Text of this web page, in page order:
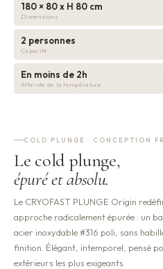
180 × 80 x H 80 cm
Dimensions
2 personnes
Capacité
En moins de 2h
Atteinte de la température
COLD PLUNGE · CONCEPTION
Le cold plunge,
épuré et absolu.
Le CRYOFAST PLUNGE Origin
approche radicalement épurée : un
acier inoxydable #316 poli, sans
finition. Élégant, intemporel, pensé
extérieurs les plus exigeants.